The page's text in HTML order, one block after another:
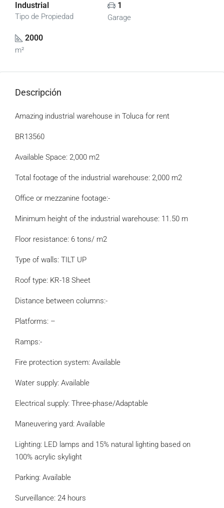
Industrial
Tipo de Propiedad
1
Garage
2000
m²
Descripción
Amazing industrial warehouse in Toluca for rent
BR13560
Available Space: 2,000 m2
Total footage of the industrial warehouse: 2,000 m2
Office or mezzanine footage:-
Minimum height of the industrial warehouse: 11.50 m
Floor resistance: 6 tons/ m2
Type of walls: TILT UP
Roof type: KR-18 Sheet
Distance between columns:-
Platforms: –
Ramps:-
Fire protection system: Available
Water supply: Available
Electrical supply: Three-phase/Adaptable
Maneuvering yard: Available
Lighting: LED lamps and 15% natural lighting based on
100% acrylic skylight
Parking: Available
Surveillance: 24 hours